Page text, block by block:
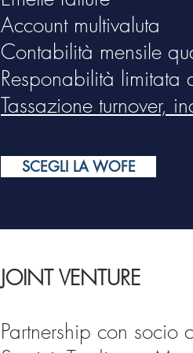
Account multivaluta
Contabilità mensile
Responabilità limitata
Tassazione turnover,
SCEGLI LA WOFE
JOINT VENTURE
Partnership con socio